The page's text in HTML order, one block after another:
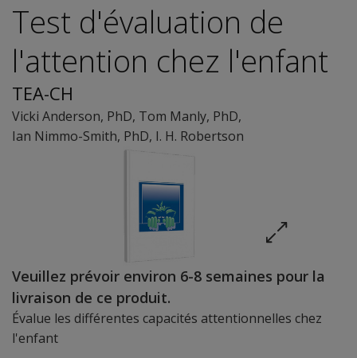
Évalue les différentes capacités attentionnelles chez
l'enfant
Veuillez prévoir environ 6-8 semaines pour la
livraison de ce produit.
Test d'évaluation de
l'attention chez l'enfant
TEA-CH
Vicki Anderson, PhD, Tom Manly, PhD,
Ian Nimmo-Smith, PhD, I. H. Robertson